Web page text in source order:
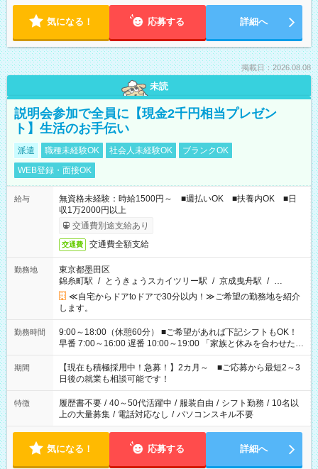
気になる！ 応募する 詳細へ
掲載日：2026.08.08
未読
説明会参加で全員に【現金2千円相当プレゼン
ト】生活のお手伝い
派遣 職種未経験OK 社会人未経験OK
ブランクOK
WEB登録・面接OK
給与
無資格未経験：時給1500円～ ■週払いOK ■扶養内OK ■日
収1万2000円以上
交通費別途支給あり
交通費 交通費全額支給
勤務地
東京都墨田区
錦糸町駅 / とうきょうスカイツリー駅 / 京成曳舟駅 / …
≪自宅からドアtoドアで30分以内！≫ご希望の勤務地を紹介
します。
勤務時間
9:00～18:00（休憩60分） ■ご希望があれば下記シフトもOK！
早番 7:00～16:00 遅番 10:00～19:00 「家族と休みを合わせた
い」 「余裕を持って夕飯の準備がしたい」 「できれば残業はし
たくない」 など、ご希望を教えてくださいね。 ※Wワーク希望
の方へ 今ご覧のお仕事で希望する勤務時間と、もう1つのお仕事
の勤務時間。 合計で週40時間を超える場合は応募できません。
期間
【現在も積極採用中！急募！】2カ月～ ■ご応募から最短2～3
日後の就業も相談可能です！
特徴 履歴書不要 / 40～50代活躍中 / 服装自由 / シフト勤務 / 10名以
上の大量募集 / 電話対応なし / パソコンスキル不要
気になる！ 応募する 詳細へ